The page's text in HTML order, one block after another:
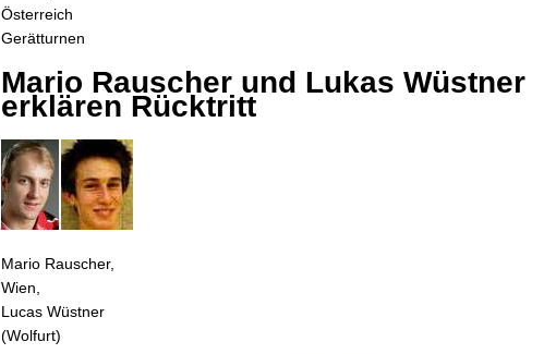
Österreich
Gerätturnen
Mario Rauscher und Lukas Wüstner
erklären Rücktritt
Mario Rauscher,
Wien,
Lucas Wüstner
(Wolfurt)